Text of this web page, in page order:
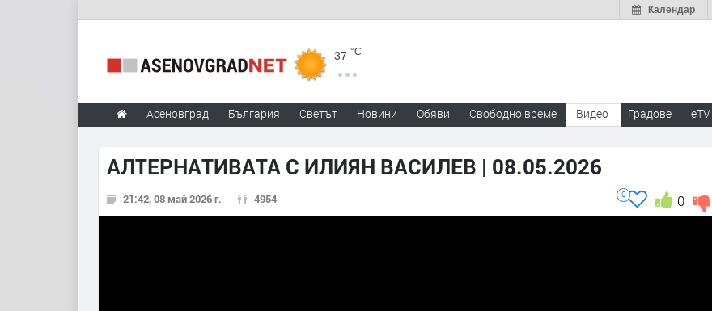
Календар
37 °C
Асеновград България Светът Новини Обяви Свободно време Видео Градове eTV
АЛТЕРНАТИВАТА С ИЛИЯН ВАСИЛЕВ | 08.05.2026
21:42, 08 май 2026 г. 4954 0
0